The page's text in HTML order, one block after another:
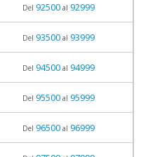
Del 92500al 92999
Del 93500al 93999
Del 94500al 94999
Del 95500al 95999
Del 96500al 96999